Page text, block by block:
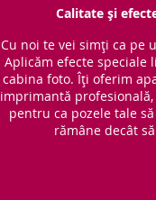
Calitate și
Cu noi te vei simți ca pe
Aplicăm efecte speciale
cabina foto. Îți oferim
imprimantă
pentru ca pozele tale
rămâne decât